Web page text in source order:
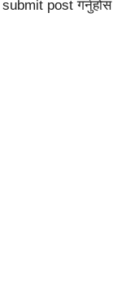
submit post